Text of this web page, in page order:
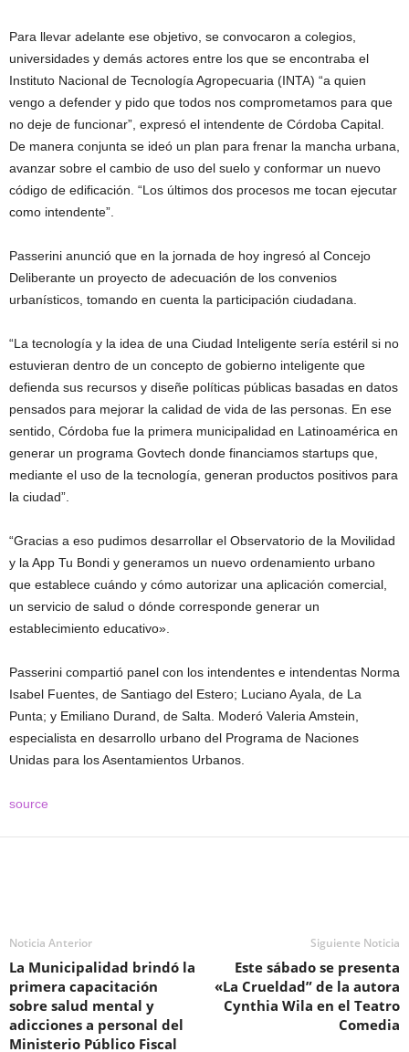
Para llevar adelante ese objetivo, se convocaron a colegios,
universidades y demás actores entre los que se encontraba el
Instituto Nacional de Tecnología Agropecuaria (INTA) “a quien
vengo a defender y pido que todos nos comprometamos para que
no deje de funcionar”, expresó el intendente de Córdoba Capital.
De manera conjunta se ideó un plan para frenar la mancha urbana,
avanzar sobre el cambio de uso del suelo y conformar un nuevo
código de edificación. “Los últimos dos procesos me tocan ejecutar
como intendente”.
Passerini anunció que en la jornada de hoy ingresó al Concejo
Deliberante un proyecto de adecuación de los convenios
urbanísticos, tomando en cuenta la participación ciudadana.
“La tecnología y la idea de una Ciudad Inteligente sería estéril si no
estuvieran dentro de un concepto de gobierno inteligente que
defienda sus recursos y diseñe políticas públicas basadas en datos
pensados para mejorar la calidad de vida de las personas. En ese
sentido, Córdoba fue la primera municipalidad en Latinoamérica en
generar un programa Govtech donde financiamos startups que,
mediante el uso de la tecnología, generan productos positivos para
la ciudad”.
“Gracias a eso pudimos desarrollar el Observatorio de la Movilidad
y la App Tu Bondi y generamos un nuevo ordenamiento urbano
que establece cuándo y cómo autorizar una aplicación comercial,
un servicio de salud o dónde corresponde generar un
establecimiento educativo».
Passerini compartió panel con los intendentes e intendentas Norma
Isabel Fuentes, de Santiago del Estero; Luciano Ayala, de La
Punta; y Emiliano Durand, de Salta. Moderó Valeria Amstein,
especialista en desarrollo urbano del Programa de Naciones
Unidas para los Asentamientos Urbanos.
source
Noticia Anterior
La Municipalidad brindó la
primera capacitación
sobre salud mental y
adicciones a personal del
Ministerio Público Fiscal
Siguiente Noticia
Este sábado se presenta
«La Crueldad” de la autora
Cynthia Wila en el Teatro
Comedia